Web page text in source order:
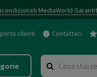
MediaWorld
clienti Contattaci